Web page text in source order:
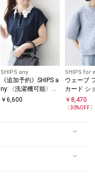
SHIPS any
《追加予約》SHIPS a
ny:〈洗濯機可能〉レ
ース カラー フレンチ
￥ 6,600
SHIPS for
ウェーブ
カード シ
ーブ プル
￥8,470
〔30%OFF〕